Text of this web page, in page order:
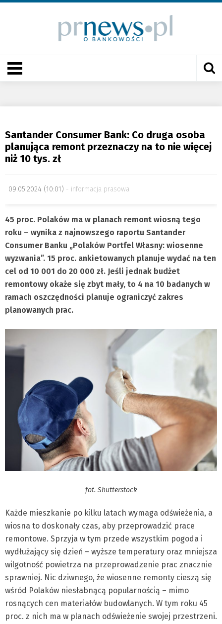
Santander Consumer Bank: Co druga osoba
planująca remont przeznaczy na to nie więcej
niż 10 tys. zł
09.05.2024 (10:01) informacja prasowa
45 proc. Polaków ma w planach remont wiosną tego
roku – wynika z najnowszego raportu Santander
Consumer Banku „Polaków Portfel Własny: wiosenne
wyzwania”. 15 proc. ankietowanych planuje wydać na ten
cel od 10 001 do 20 000 zł. Jeśli jednak budżet
remontowy okaże się zbyt mały, to 4 na 10 badanych w
ramach oszczędności planuje ograniczyć zakres
planowanych prac.
fot. Shutterstock
Każde mieszkanie po kilku latach wymaga odświeżenia, a
wiosna to doskonały czas, aby przeprowadzić prace
remontowe. Sprzyja w tym przede wszystkim pogoda i
wydłużający się dzień – wyższe temperatury oraz mniejsza
wilgotność powietrza na przeprowadzenie prac znacznie
sprawniej. Nic dziwnego, że wiosenne remonty cieszą się
wśród Polaków niesłabnącą popularnością – mimo
rosnących cen materiałów budowlanych. W tym roku 45
proc. z nich ma w planach odświeżenie swojej przestrzeni.